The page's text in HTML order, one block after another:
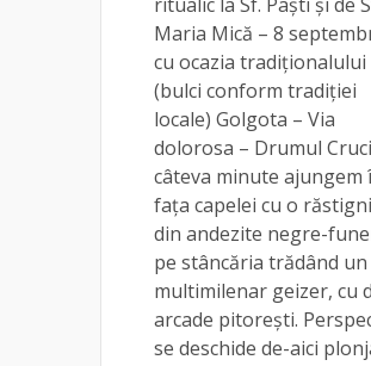
Maria Mică – 8
cu ocazia tradiţionalului
(bulci conform tradiţiei
locale) Golgota – Via
dolorosa – Drumul
câteva minute ajungem
faţa capelei cu o
din andezite negre-
pe stâncăria trădând un
multimilenar geizer, cu
arcade pitoreşti.
se deschide de-aici